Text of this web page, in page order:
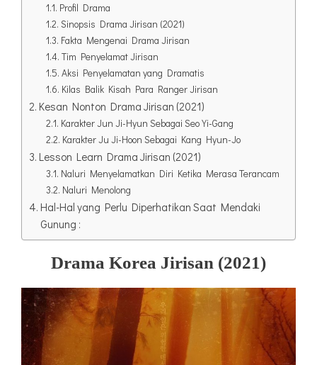
Profil Drama
Sinopsis Drama Jirisan (2021)
Fakta Mengenai Drama Jirisan
Tim Penyelamat Jirisan
Aksi Penyelamatan yang Dramatis
Kilas Balik Kisah Para Ranger Jirisan
Kesan Nonton Drama Jirisan (2021)
Karakter Jun Ji-Hyun Sebagai Seo Yi-Gang
Karakter Ju Ji-Hoon Sebagai Kang Hyun-Jo
Lesson Learn Drama Jirisan (2021)
Naluri Menyelamatkan Diri Ketika Merasa Terancam
Naluri Menolong
Hal-Hal yang Perlu Diperhatikan Saat Mendaki
Gunung :
Drama Korea Jirisan (2021)